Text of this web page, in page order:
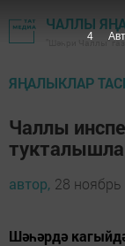
ЧАЛЛЫ
"Шәһри Чаллы"
ЯҢАЛЫКЛАР
Чаллы
автор, 28 ноябрь
Шәһәрдә
3